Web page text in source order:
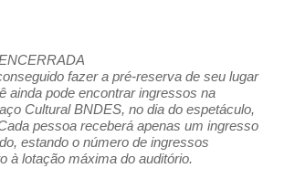
fazer a pré-reserva de seu lugar
ainda pode encontrar ingressos na
Cultural BNDES, no dia do espetáculo,
pessoa receberá apenas um ingresso
estando o número de ingressos
à lotação máxima do auditório.